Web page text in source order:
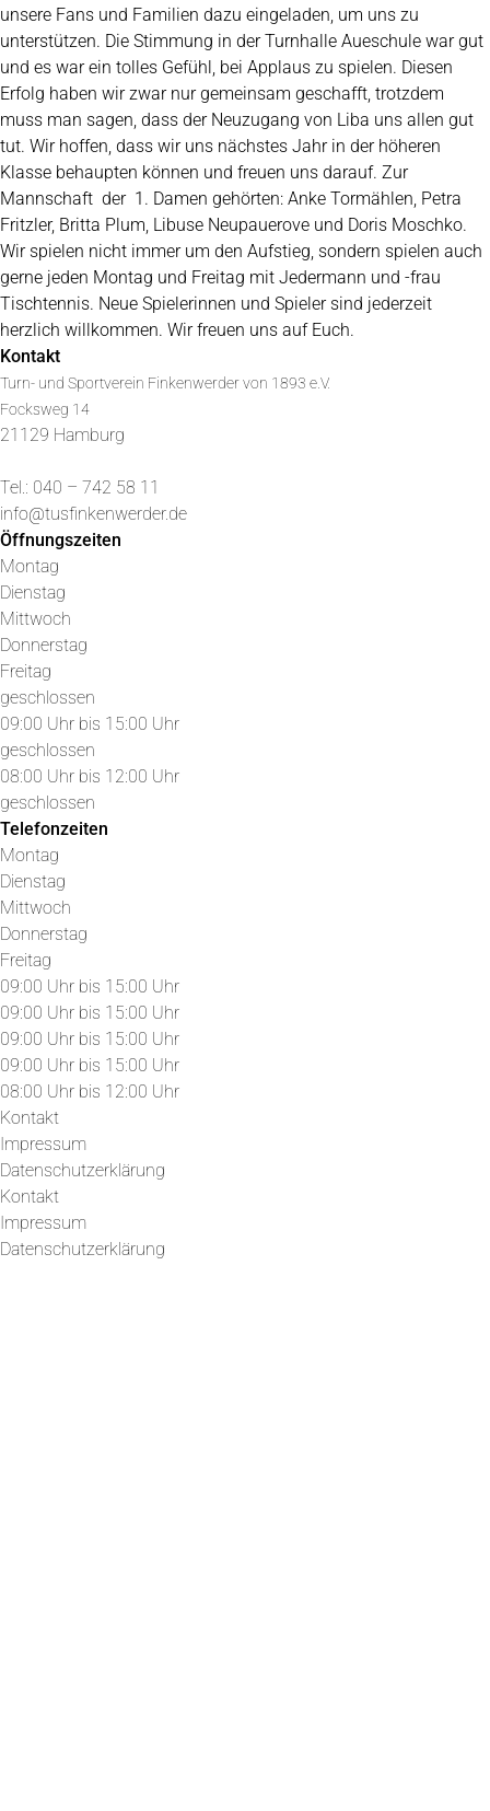
unsere Fans und Familien dazu eingeladen, um uns zu
unterstützen. Die Stimmung in der Turnhalle Aueschule war gut
und es war ein tolles Gefühl, bei Applaus zu spielen. Diesen
Erfolg haben wir zwar nur gemeinsam geschafft, trotzdem
muss man sagen, dass der Neuzugang von Liba uns allen gut
tut. Wir hoffen, dass wir uns nächstes Jahr in der höheren
Klasse behaupten können und freuen uns darauf. Zur
Mannschaft der 1. Damen gehörten: Anke Tormählen, Petra
Fritzler, Britta Plum, Libuse Neupauerove und Doris Moschko.
Wir spielen nicht immer um den Aufstieg, sondern spielen auch
gerne jeden Montag und Freitag mit Jedermann und -frau
Tischtennis. Neue Spielerinnen und Spieler sind jederzeit
herzlich willkommen. Wir freuen uns auf Euch.
Kontakt
Turn- und Sportverein Finkenwerder von 1893 e.V.
Focksweg 14
21129 Hamburg
Tel.: 040 – 742 58 11
info@tusfinkenwerder.de
Öffnungszeiten
Montag
Dienstag
Mittwoch
Donnerstag
Freitag
geschlossen
09:00 Uhr bis 15:00 Uhr
geschlossen
08:00 Uhr bis 12:00 Uhr
geschlossen
Telefonzeiten
Montag
Dienstag
Mittwoch
Donnerstag
Freitag
09:00 Uhr bis 15:00 Uhr
09:00 Uhr bis 15:00 Uhr
09:00 Uhr bis 15:00 Uhr
09:00 Uhr bis 15:00 Uhr
08:00 Uhr bis 12:00 Uhr
Kontakt
Impressum
Datenschutzerklärung
Kontakt
Impressum
Datenschutzerklärung